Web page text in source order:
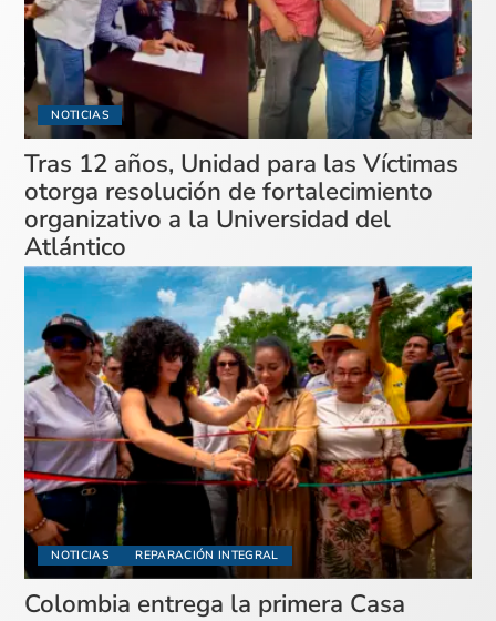
NOTICIAS
Tras 12 años, Unidad para las Víctimas
otorga resolución de fortalecimiento
organizativo a la Universidad del
Atlántico
NOTICIAS REPARACIÓN INTEGRAL
Colombia entrega la primera Casa